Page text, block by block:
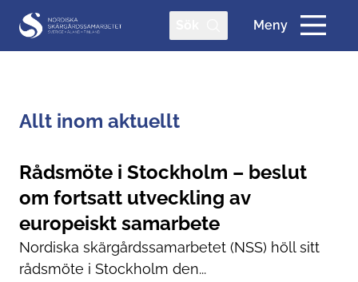
Meny
Allt inom aktuellt
Rådsmöte i Stockholm – beslut
om fortsatt utveckling av
europeiskt samarbete
Nordiska skärgårdssamarbetet (NSS) höll sitt
rådsmöte i Stockholm den...